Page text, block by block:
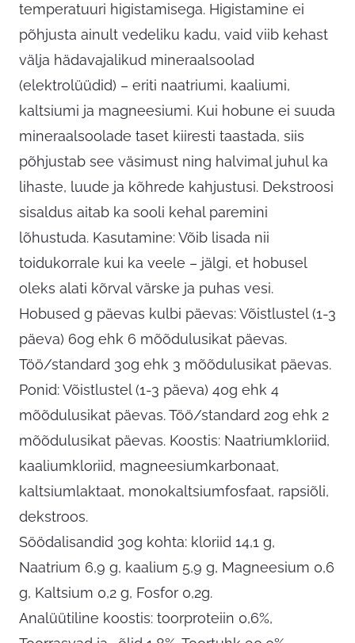
temperatuuri higistamisega. Higistamine ei
põhjusta ainult vedeliku kadu, vaid viib kehast
välja hädavajalikud mineraalsoolad
(elektrolüüdid) – eriti naatriumi, kaaliumi,
kaltsiumi ja magneesiumi. Kui hobune ei suuda
mineraalsoolade taset kiiresti taastada, siis
põhjustab see väsimust ning halvimal juhul ka
lihaste, luude ja kõhrede kahjustusi. Dekstroosi
sisaldus aitab ka sooli kehal paremini
lõhustuda. Kasutamine: Võib lisada nii
toidukorrale kui ka veele – jälgi, et hobusel
oleks alati kõrval värske ja puhas vesi.
Hobused g päevas kulbi päevas: Võistlustel (1-3
päeva) 60g ehk 6 mõõdulusikat päevas.
Töö/standard 30g ehk 3 mõõdulusikat päevas.
Ponid: Võistlustel (1-3 päeva) 40g ehk 4
mõõdulusikat päevas. Töö/standard 20g ehk 2
mõõdulusikat päevas. Koostis: Naatriumkloriid,
kaaliumkloriid, magneesiumkarbonaat,
kaltsiumlaktaat, monokaltsiumfosfaat, rapsiõli,
dekstroos.
Söödalisandid 30g kohta: kloriid 14,1 g,
Naatrium 6,9 g, kaalium 5,9 g, Magneesium 0,6
g, Kaltsium 0,2 g, Fosfor 0,2g.
Analüütiline koostis: toorproteiin 0,6%,